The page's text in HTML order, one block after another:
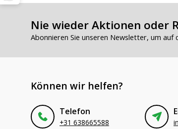
Nie wieder Aktionen oder
Abonnieren Sie unseren Newsletter, um auf
Können wir helfen?
Telefon
+31 638665588